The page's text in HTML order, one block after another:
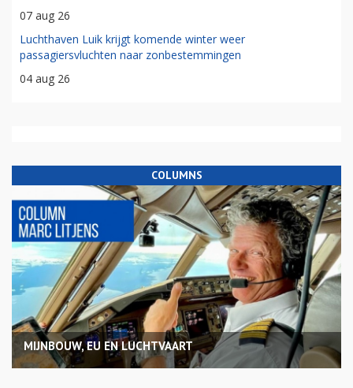
07 aug 26
Luchthaven Luik krijgt komende winter weer
passagiersvluchten naar zonbestemmingen
04 aug 26
COLUMNS
MIJNBOUW, EU EN LUCHTVAART